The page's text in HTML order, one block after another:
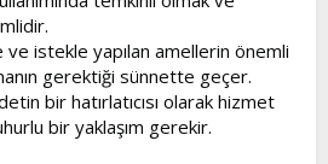
ve istekle yapılan amellerin önemli
gerektiği sünnette geçer.
bir hatırlatıcısı olarak hizmet
bir yaklaşım gerekir.